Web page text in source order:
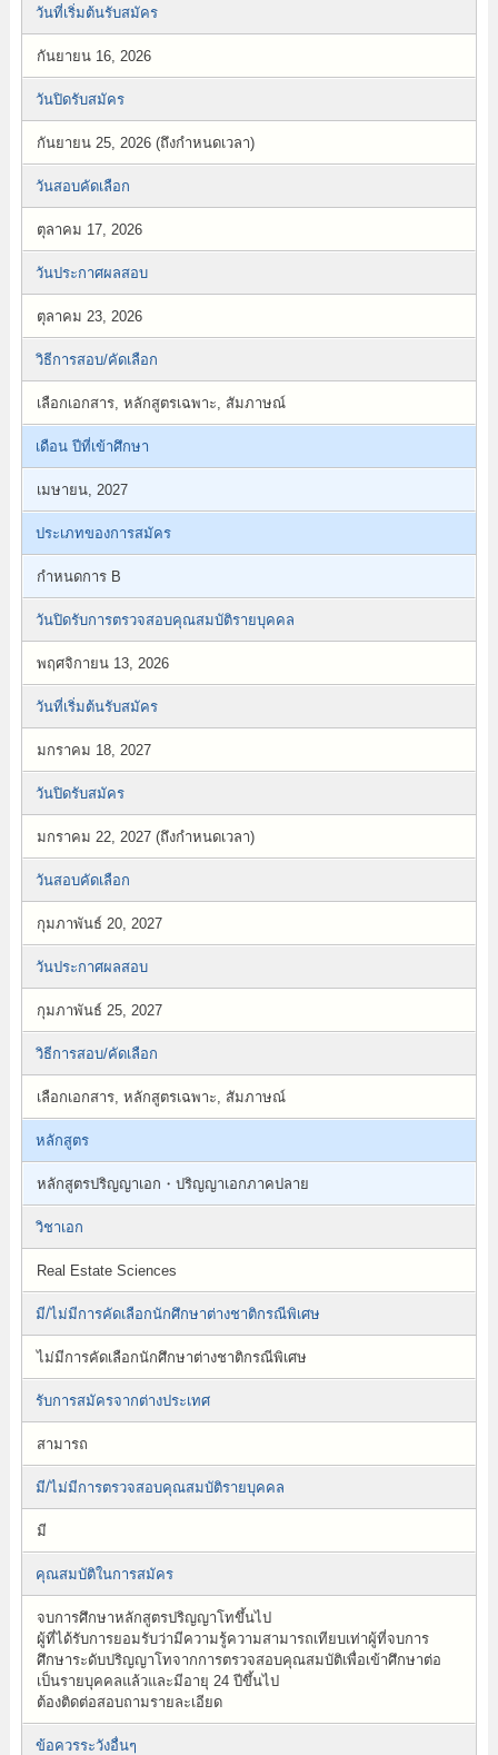
วันที่เริ่มต้นรับสมัคร
กันยายน 16, 2026
วันปิดรับสมัคร
กันยายน 25, 2026 (ถึงกำหนดเวลา)
วันสอบคัดเลือก
ตุลาคม 17, 2026
วันประกาศผลสอบ
ตุลาคม 23, 2026
วิธีการสอบ/คัดเลือก
เลือกเอกสาร, หลักสูตรเฉพาะ, สัมภาษณ์
เดือน ปีที่เข้าศึกษา
เมษายน, 2027
ประเภทของการสมัคร
กำหนดการ B
วันปิดรับการตรวจสอบคุณสมบัติรายบุคคล
พฤศจิกายน 13, 2026
วันที่เริ่มต้นรับสมัคร
มกราคม 18, 2027
วันปิดรับสมัคร
มกราคม 22, 2027 (ถึงกำหนดเวลา)
วันสอบคัดเลือก
กุมภาพันธ์ 20, 2027
วันประกาศผลสอบ
กุมภาพันธ์ 25, 2027
วิธีการสอบ/คัดเลือก
เลือกเอกสาร, หลักสูตรเฉพาะ, สัมภาษณ์
หลักสูตร
หลักสูตรปริญญาเอก・ปริญญาเอกภาคปลาย
วิชาเอก
Real Estate Sciences
มี/ไม่มีการคัดเลือกนักศึกษาต่างชาติกรณีพิเศษ
ไม่มีการคัดเลือกนักศึกษาต่างชาติกรณีพิเศษ
รับการสมัครจากต่างประเทศ
สามารถ
มี/ไม่มีการตรวจสอบคุณสมบัติรายบุคคล
มี
คุณสมบัติในการสมัคร
จบการศึกษาหลักสูตรปริญญาโทขึ้นไป
ผู้ที่ได้รับการยอมรับว่ามีความรู้ความสามารถเทียบเท่าผู้ที่จบการ
ศึกษาระดับปริญญาโทจากการตรวจสอบคุณสมบัติเพื่อเข้าศึกษาต่อ
เป็นรายบุคคลแล้วและมีอายุ 24 ปีขึ้นไป
ต้องติดต่อสอบถามรายละเอียด
ข้อควรระวังอื่นๆ